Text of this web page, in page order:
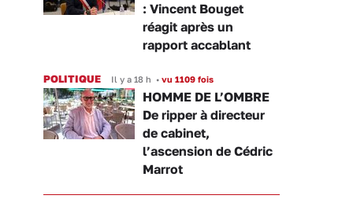
: Vincent Bouget
réagit après un
rapport accablant
POLITIQUE Il y a 18 h • vu 1109 fois
HOMME DE L’OMBRE
De ripper à directeur
de cabinet,
l’ascension de Cédric
Marrot